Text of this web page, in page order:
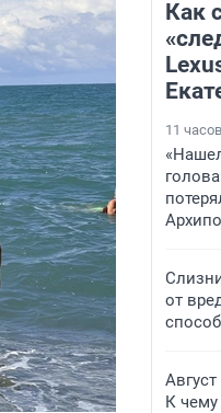
Как
11 часов
от
К чему